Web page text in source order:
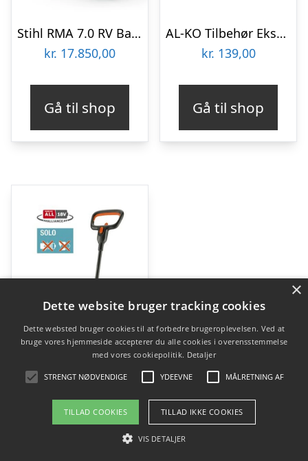
Stihl RMA 7.0 RV Batteri Plæneklipper
kr. 17.850,00
Gå til shop
AL-KO Tilbehør Ekstra kniv til el og batteri plæneklipper 38 cm
kr. 139,00
Gå til shop
Gardena Akkuplæneklipper Batteri Plæneklipper HandyMower 22 / 18V P4A uden batteri og lader
×
Dette website bruger tracking cookies
Dette websted bruger cookies til at forbedre brugeroplevelsen. Ved at
bruge vores hjemmeside accepterer du alle cookies i overensstemmelse
med vores cookiepolitik. Detaljer
STRENGT NØDVENDIGE YDEEVNE MÅLRETNING AF
TILLAD COOKIES TILLAD IKKE COOKIES
VIS DETALJER